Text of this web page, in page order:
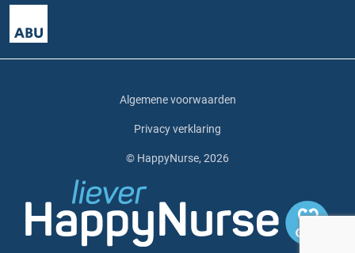
Algemene voorwaarden
Privacy verklaring
© HappyNurse, 2026